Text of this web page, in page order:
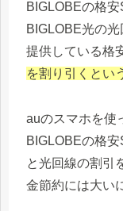
BIGLOBEの格
BIGLOBE光の
提供している格
を割り引くとい
auのスマホを使
BIGLOBEの格
と光回線の割引
金節約には大い